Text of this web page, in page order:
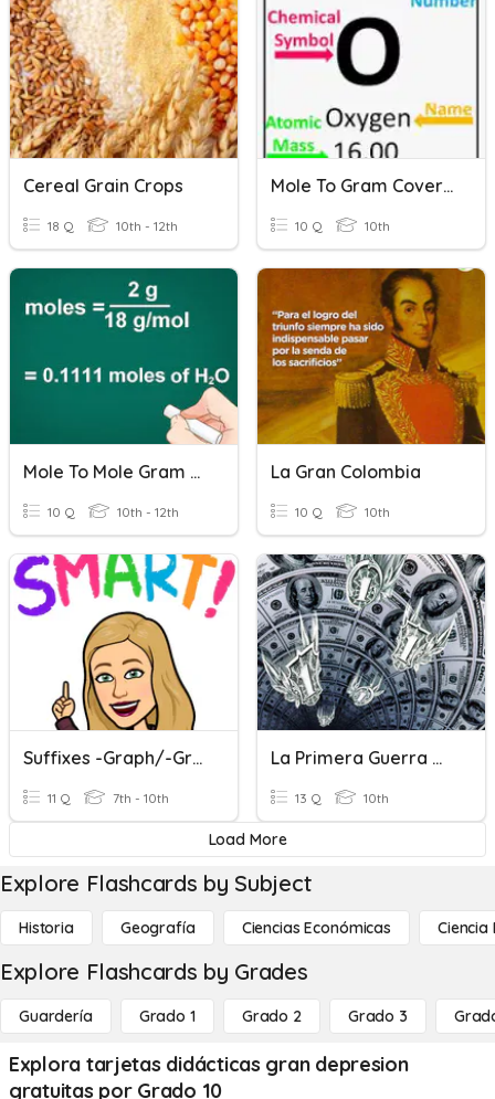
Cereal Grain Crops
18 Q 10th - 12th
Mole To Gram Coversions
10 Q 10th
Mole To Mole Gram To Gram Remediation
10 Q 10th - 12th
La Gran Colombia
10 Q 10th
Suffixes -graph/-Gram
11 Q 7th - 10th
La Primera Guerra Mundial-La Gran Depresión
13 Q 10th
Load More
Explore Flashcards by Subject
Historia Geografía Ciencias Económicas Ciencia
Explore Flashcards by Grades
Guardería Grado 1 Grado 2 Grado 3
Explora tarjetas didácticas gran depresion
gratuitas por Grado 10